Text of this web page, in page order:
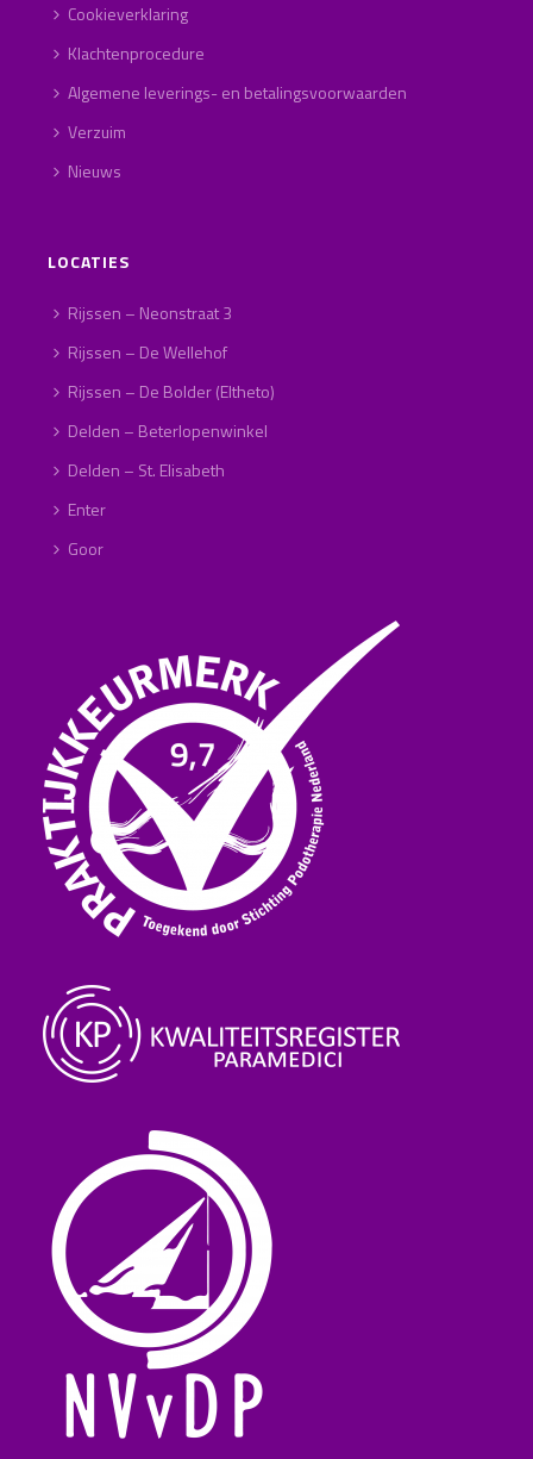
Cookieverklaring
Klachtenprocedure
Algemene leverings- en betalingsvoorwaarden
Verzuim
Nieuws
LOCATIES
Rijssen – Neonstraat 3
Rijssen – De Wellehof
Rijssen – De Bolder (Eltheto)
Delden – Beterlopenwinkel
Delden – St. Elisabeth
Enter
Goor